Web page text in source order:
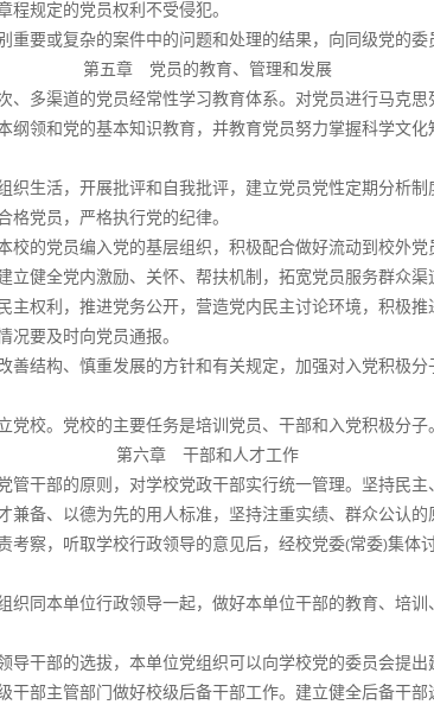
程规定的党员权利不受侵犯。
重要或复杂的案件中的问题和处理的结果，向同级党的委
第五章 党员的教育、管理和发展
多渠道的党员经常性学习教育体系。对党员进行马克
纲领和党的基本知识教育，并教育党员努力掌握科学文
生活，开展批评和自我批评，建立党员党性定期分析
党员，严格执行党的纪律。
的党员编入党的基层组织，积极配合做好流动到校外党
健全党内激励、关怀、帮扶机制，拓宽党员服务群众渠
权利，推进党务公开，营造党内民主讨论环境，积极
况要及时向党员通报。
结构、慎重发展的方针和有关规定，加强对入党积极
校。党校的主要任务是培训党员、干部和入党积极分子
第六章 干部和人才工作
干部的原则，对学校党政干部实行统一管理。坚持民
备、以德为先的用人标准，坚持注重实绩、群众公认的
考察，听取学校行政领导的意见后，经校党委(常委)集体
同本单位行政领导一起，做好本单位干部的教育、培
导干部的选拔，本单位党组织可以向学校党的委员会提出
部主管部门做好校级后备干部工作。建立健全后备干